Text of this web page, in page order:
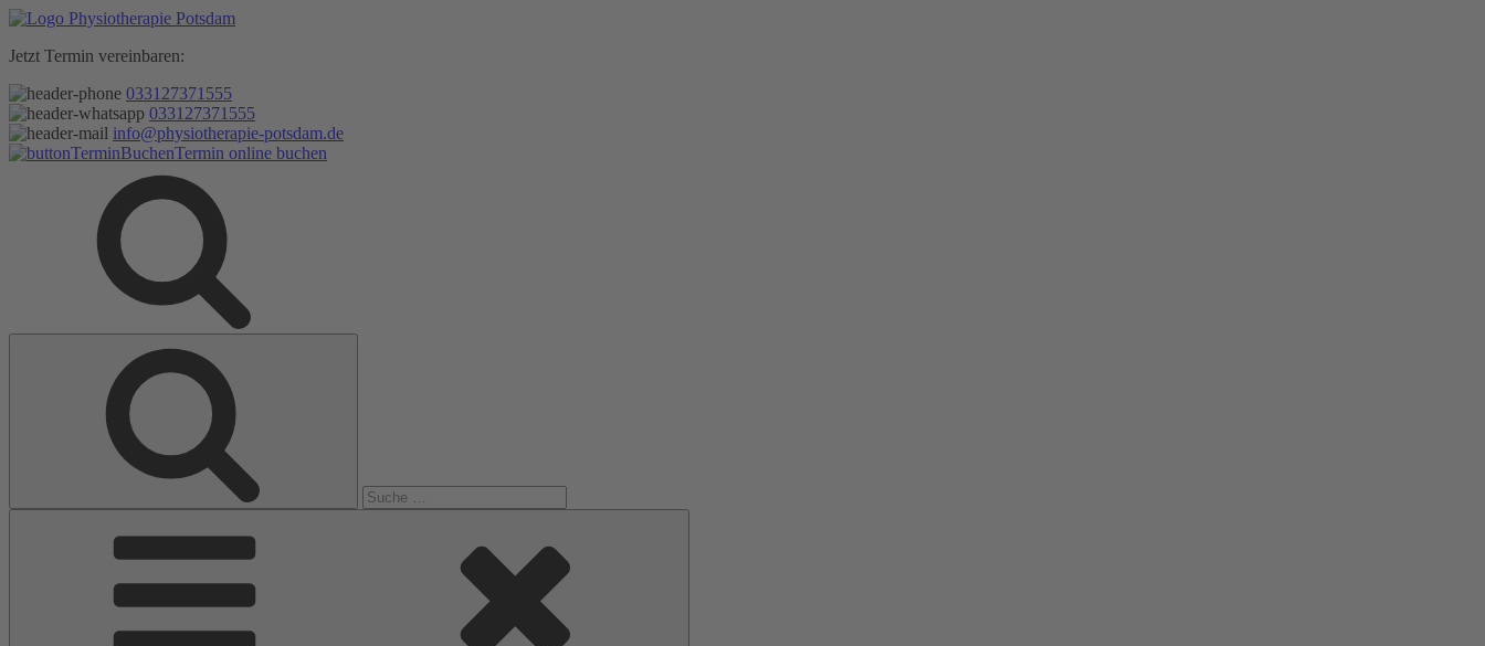
Zum
springen
Jetzt Termin vereinbaren:
033127371555
033127371555
info@physiotherapie-potsdam.de
Termin online buchen